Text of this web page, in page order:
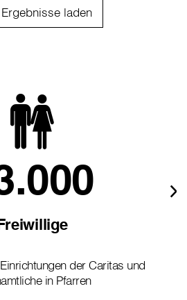
laden
der Caritas und
in Pfarren